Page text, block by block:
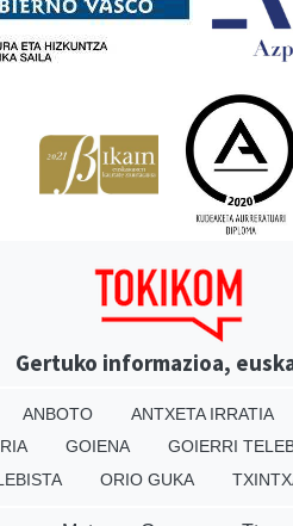
Gertuko informazioa,
ANBOTO ANTXETA IRRATIA
GOIENA GOIERRI
ORIO GUKA